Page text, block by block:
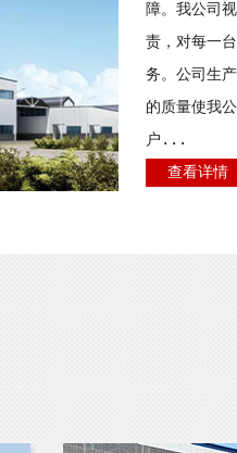
障。我公司
责，对每一
务。公司生
的质量使我
户...
查看详情